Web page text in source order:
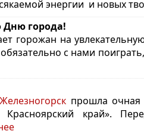
энергии и новых
Дню города!
горожан на
с нами
прошла очная
Красноярский край».